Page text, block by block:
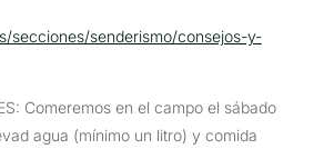
secciones/senderismo/consejos-y-
Comeremos en el campo el sábado
agua (mínimo un litro) y comida